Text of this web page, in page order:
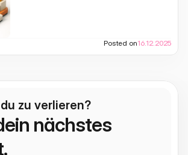
Posted on16.12.2025
zu verlieren?
nächstes